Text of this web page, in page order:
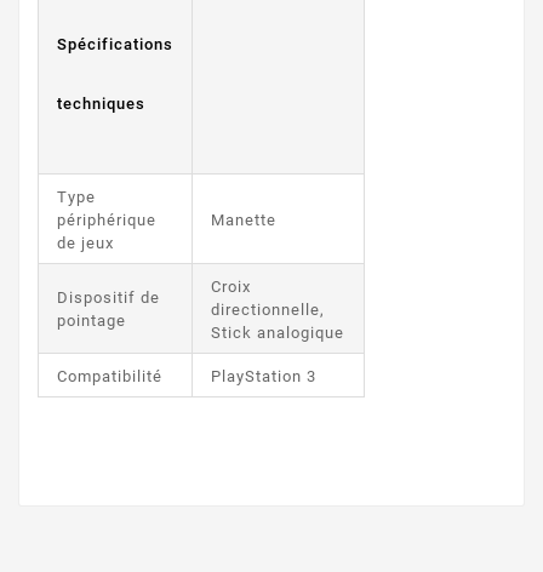
Spécifications
techniques
Type
périphérique
de jeux
Manette
Dispositif de
pointage
Croix
directionnelle,
Stick analogique
Compatibilité PlayStation 3